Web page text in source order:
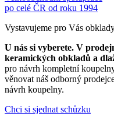
po celé ČR od roku 1994
Vystavujeme pro Vás
U nás si vyberete. V
keramických obkladů a
pro návrh kompletní
věnovat náš odborný
návrh koupelny.
Chci si sjednat schůzku